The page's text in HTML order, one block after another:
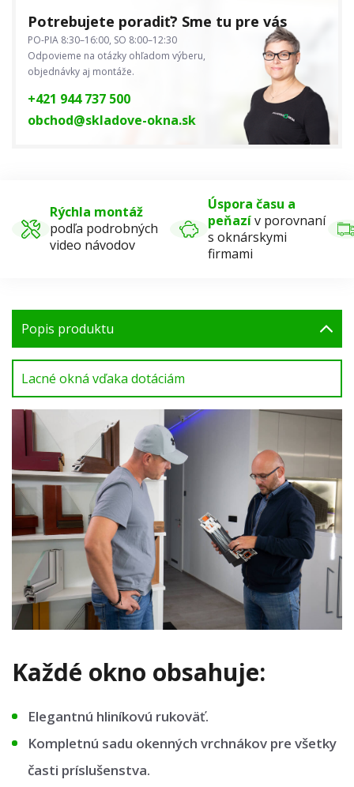
Potrebujete poradiť? Sme tu pre vás
PO-PIA 8:30–16:00, SO 8:00–12:30
Odpovieme na otázky ohľadom výberu,
objednávky aj montáže.
+421 944 737 500
obchod@skladove-okna.sk
Rýchla montáž
podľa podrobných
video návodov
Úspora času a
peňazív porovnaní
s oknárskymi
firmami
Popis produktu
Lacné okná vďaka dotáciám
Každé okno obsahuje:
Elegantnú hliníkovú rukoväť.
Kompletnú sadu okenných vrchnákov pre všetky
časti príslušenstva.